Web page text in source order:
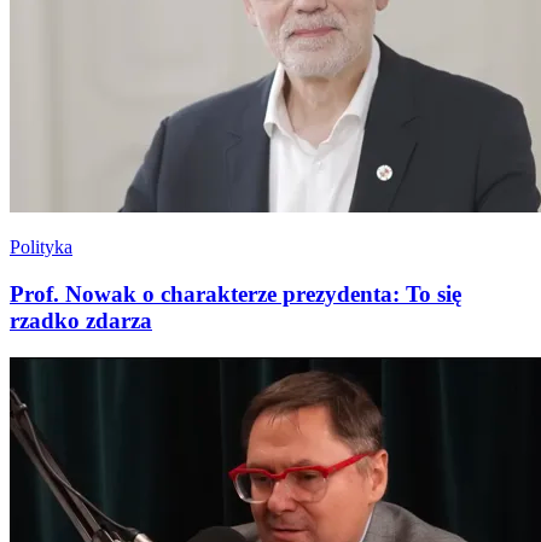
Polityka
Prof. Nowak o charakterze prezydenta: To się
rzadko zdarza